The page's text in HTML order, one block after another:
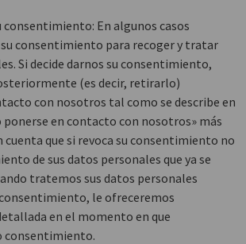
consentimiento: En algunos casos
consentimiento para recoger y tratar
Si decide darnos su consentimiento,
(es decir, retirarlo)
con nosotros tal como se describe en
en contacto con nosotros» más
cuenta que si revoca su consentimiento no
de sus datos personales que ya se
tratemos sus datos personales
le ofreceremos
en el momento en que
consentimiento.